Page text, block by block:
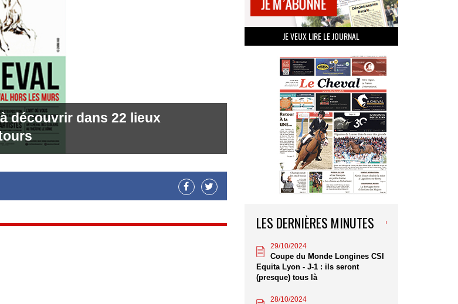
découvrir dans 22 lieux
JE VEUX LIRE LE JOURNAL
LES DERNIÈRES MINUTES
29/10/2024
Coupe du Monde Longines CSI
Equita Lyon - J-1 : ils seront
(presque) tous là
28/10/2024